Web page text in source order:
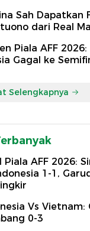
Sah Dapatkan
dari Real
Piala AFF 2026:
Gagal ke
Selengkapnya
Piala AFF 2026:
1-1,
Vs Vietnam:
0-3